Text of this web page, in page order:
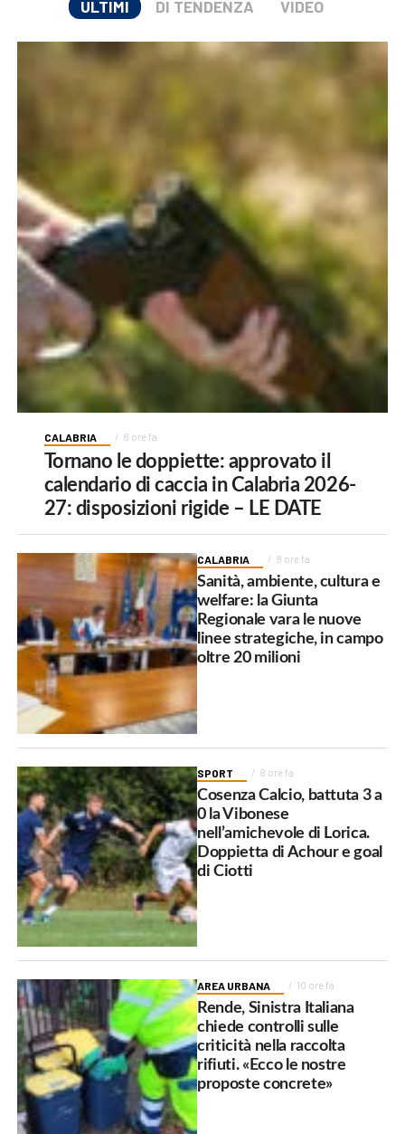
ULTIMI DI TENDENZA VIDEO
CALABRIA 8 ore fa
Tornano le doppiette: approvato il
calendario di caccia in Calabria 2026-
27: disposizioni rigide – LE DATE
CALABRIA 8 ore fa
Sanità, ambiente, cultura e
welfare: la Giunta
Regionale vara le nuove
linee strategiche, in campo
oltre 20 milioni
SPORT 8 ore fa
Cosenza Calcio, battuta 3 a
0 la Vibonese
nell’amichevole di Lorica.
Doppietta di Achour e goal
di Ciotti
AREA URBANA 10 ore fa
Rende, Sinistra Italiana
chiede controlli sulle
criticità nella raccolta
rifiuti. «Ecco le nostre
proposte concrete»